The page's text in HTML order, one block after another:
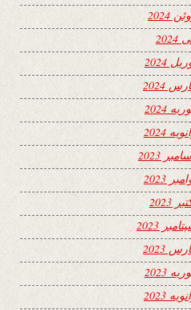
2024
2024
2024
2024
2024
2023
2023
2023
2023
2023
2023
2023